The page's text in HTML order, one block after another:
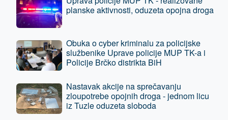
planske aktivnosti, oduzeta opojna droga
Obuka o cyber kriminalu za policijske
službenike Uprave policije MUP TK-a i
Policije Brčko distrikta BiH
Nastavak akcije na sprečavanju
zloupotrebe opojnih droga - jednom licu
iz Tuzle oduzeta sloboda